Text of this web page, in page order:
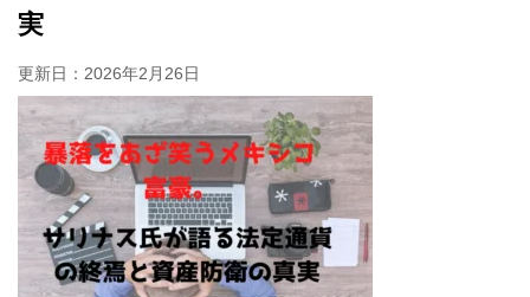
実
更新日： 2026年2月26日